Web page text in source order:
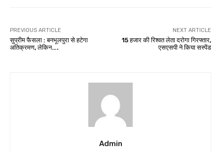
PREVIOUS ARTICLE
सुप्रीम फैसला : बनभूलपुरा से हटेगा
अतिक्रमण, लेकिन….
NEXT ARTICLE
15 हजार की रिश्वत लेता दरोगा गिरफ्तार,
एसएसपी ने किया सस्पेंड
Admin